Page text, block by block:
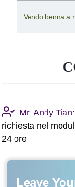
Vendo benna a
Mr. Andy Tian:
richiesta nel
24 ore